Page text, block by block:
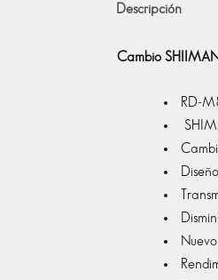
Descripción
Cambio
RD-